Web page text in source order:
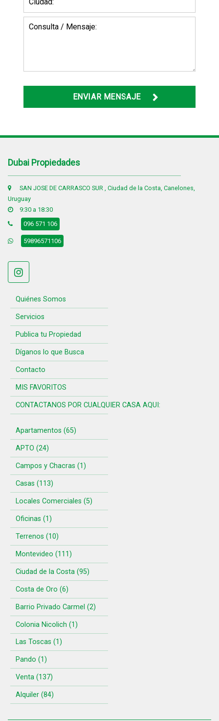
ENVIAR MENSAJE
Dubai Propiedades
SAN JOSE DE CARRASCO SUR , Ciudad de la Costa, Canelones,
Uruguay
9:30 a 18:30
096 571 106
59896571106
Quiénes Somos
Servicios
Publica tu Propiedad
Díganos lo que Busca
Contacto
MIS FAVORITOS
CONTACTANOS POR CUALQUIER CASA AQUI:
Apartamentos (65)
APTO (24)
Campos y Chacras (1)
Casas (113)
Locales Comerciales (5)
Oficinas (1)
Terrenos (10)
Montevideo (111)
Ciudad de la Costa (95)
Costa de Oro (6)
Barrio Privado Carmel (2)
Colonia Nicolich (1)
Las Toscas (1)
Pando (1)
Venta (137)
Alquiler (84)